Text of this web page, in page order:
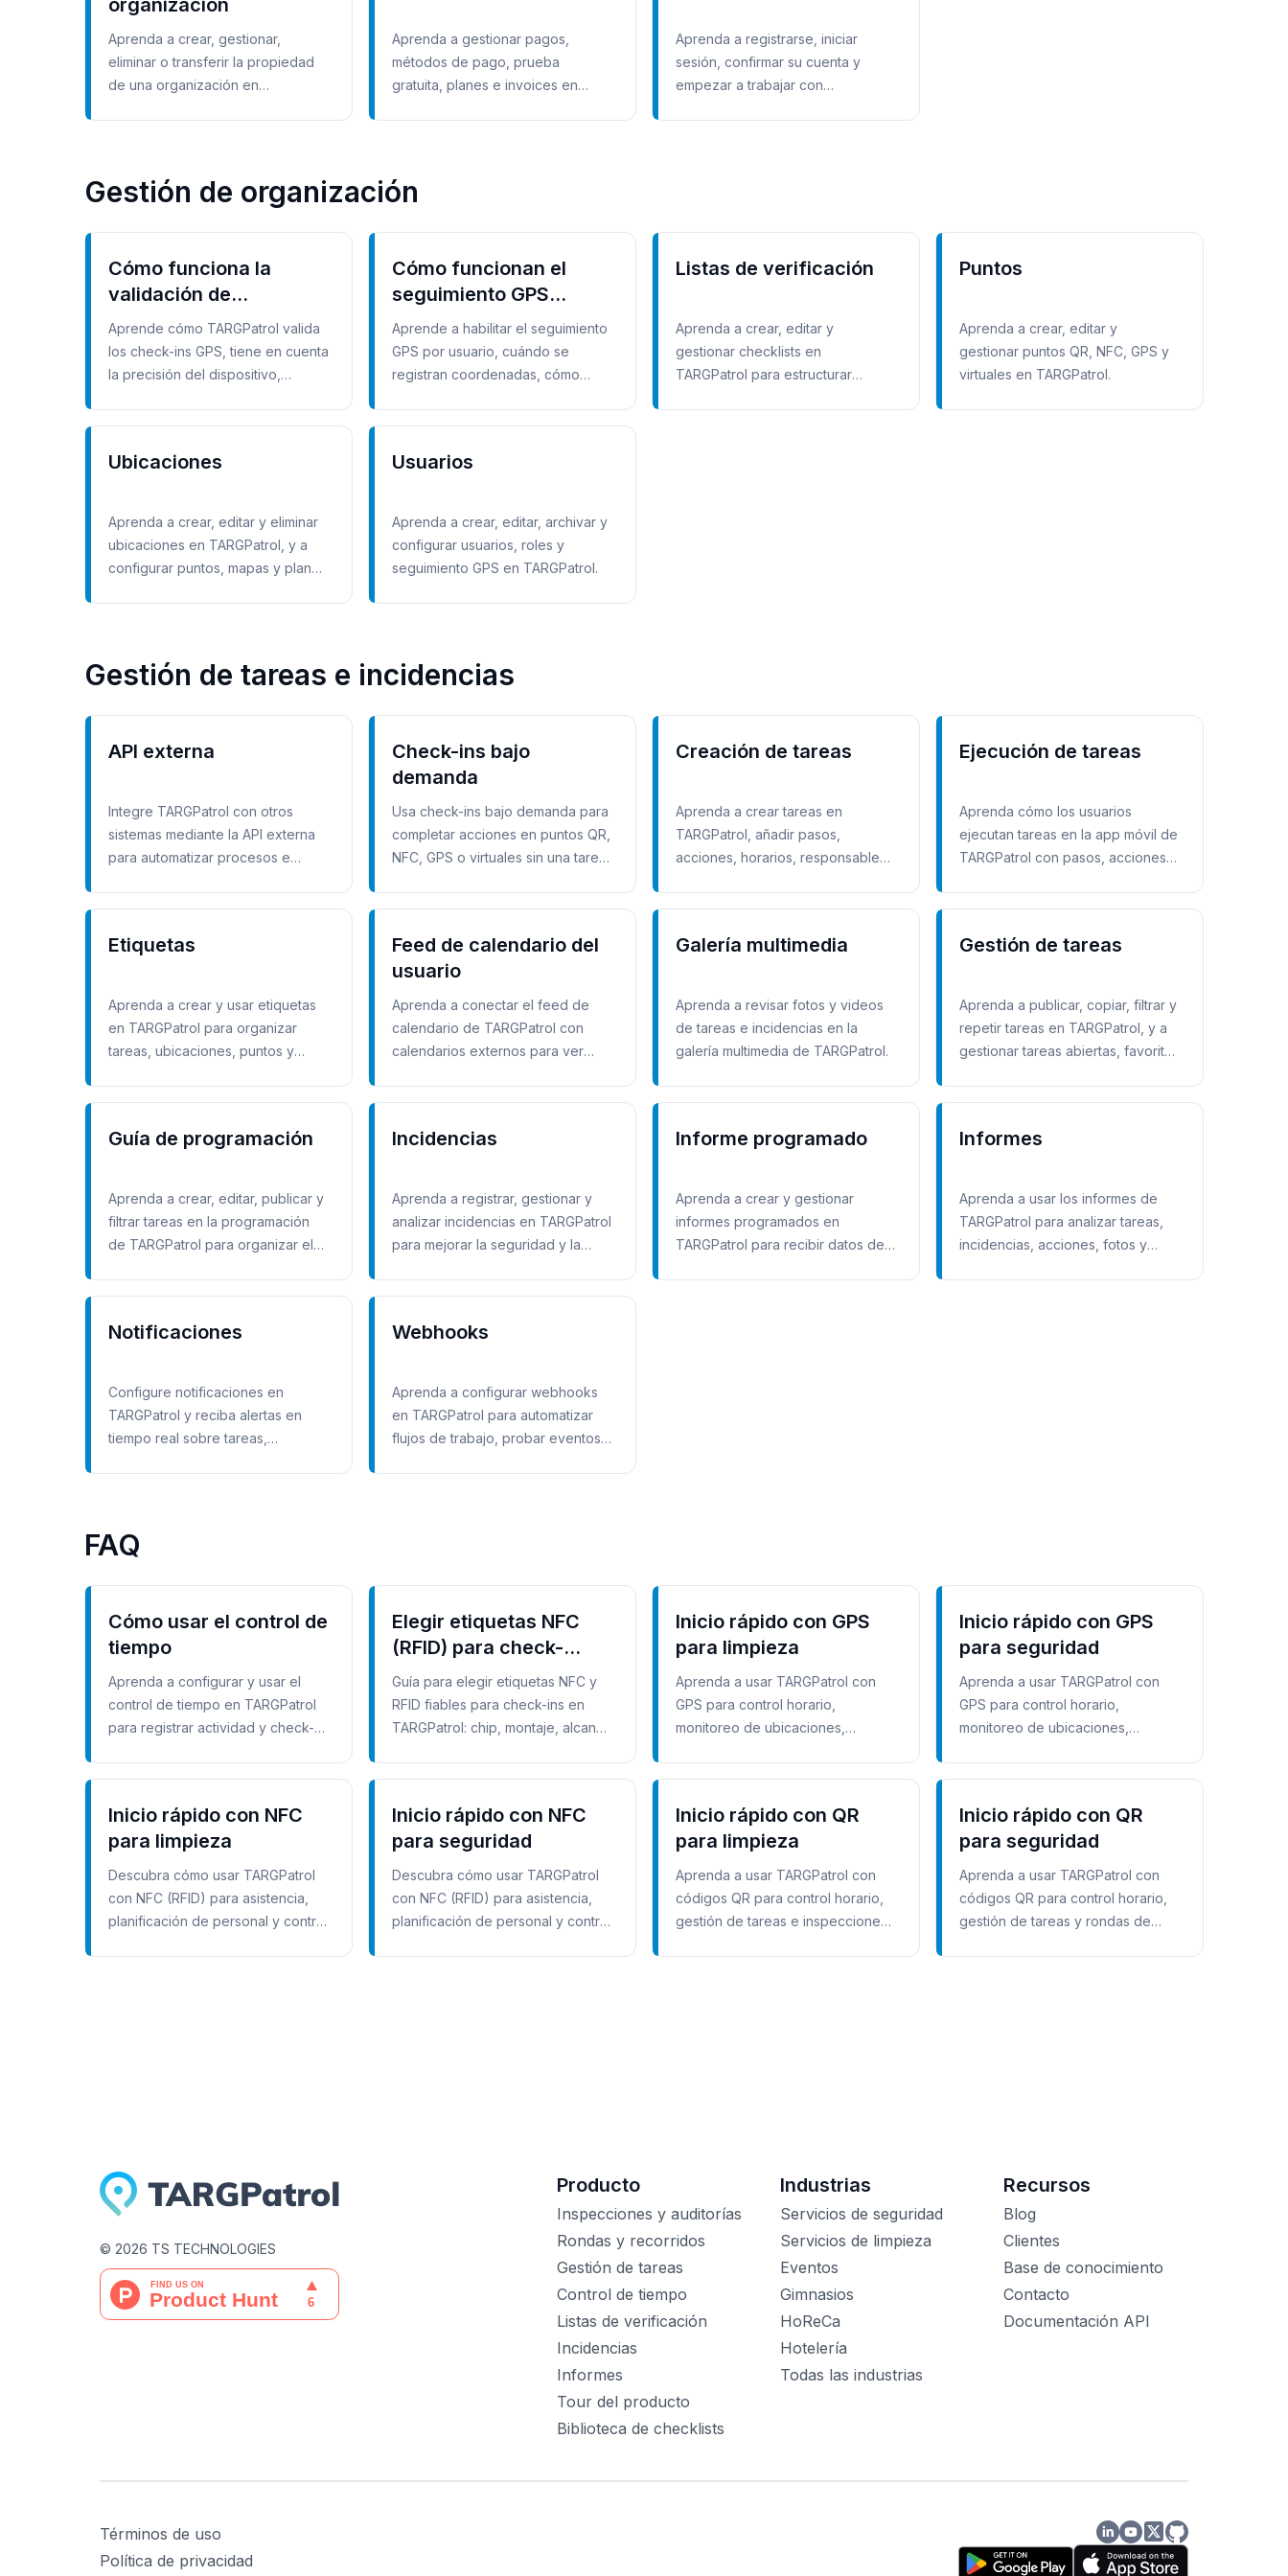
organización
Aprenda a crear, gestionar,
eliminar o transferir la propiedad
de una organización en
Aprenda a gestionar pagos,
métodos de pago, prueba
gratuita, planes e invoices en
Aprenda a registrarse, iniciar
sesión, confirmar su cuenta y
empezar a trabajar con
Gestión de organización
Cómo funciona la
validación de
proximidad de los
puntos GPS
Aprende cómo TARGPatrol valida
los check-ins GPS, tiene en cuenta
la precisión del dispositivo,
Cómo funcionan el
seguimiento GPS
opcional y el historial
de rutas
Aprende a habilitar el seguimiento
GPS por usuario, cuándo se
registran coordenadas, cómo
Listas de verificación
Aprenda a crear, editar y
gestionar checklists en
TARGPatrol para estructurar
Puntos
Aprenda a crear, editar y
gestionar puntos QR, NFC, GPS y
virtuales en TARGPatrol.
Ubicaciones
Aprenda a crear, editar y eliminar
ubicaciones en TARGPatrol, y a
configurar puntos, mapas y planos
Usuarios
Aprenda a crear, editar, archivar y
configurar usuarios, roles y
seguimiento GPS en TARGPatrol.
Gestión de tareas e incidencias
API externa
Integre TARGPatrol con otros
sistemas mediante la API externa
para automatizar procesos e
Check-ins bajo
demanda
Usa check-ins bajo demanda para
completar acciones en puntos QR,
NFC, GPS o virtuales sin una tarea
Creación de tareas
Aprenda a crear tareas en
TARGPatrol, añadir pasos,
acciones, horarios, responsables
Ejecución de tareas
Aprenda cómo los usuarios
ejecutan tareas en la app móvil de
TARGPatrol con pasos, acciones,
Etiquetas
Aprenda a crear y usar etiquetas
en TARGPatrol para organizar
tareas, ubicaciones, puntos y
Feed de calendario del
usuario
Aprenda a conectar el feed de
calendario de TARGPatrol con
calendarios externos para ver
Galería multimedia
Aprenda a revisar fotos y videos
de tareas e incidencias en la
galería multimedia de TARGPatrol.
Gestión de tareas
Aprenda a publicar, copiar, filtrar y
repetir tareas en TARGPatrol, y a
gestionar tareas abiertas, favoritas
Guía de programación
Aprenda a crear, editar, publicar y
filtrar tareas en la programación
de TARGPatrol para organizar el
Incidencias
Aprenda a registrar, gestionar y
analizar incidencias en TARGPatrol
para mejorar la seguridad y la
Informe programado
Aprenda a crear y gestionar
informes programados en
TARGPatrol para recibir datos de
Informes
Aprenda a usar los informes de
TARGPatrol para analizar tareas,
incidencias, acciones, fotos y
Notificaciones
Configure notificaciones en
TARGPatrol y reciba alertas en
tiempo real sobre tareas,
Webhooks
Aprenda a configurar webhooks
en TARGPatrol para automatizar
flujos de trabajo, probar eventos y
FAQ
Cómo usar el control de
tiempo
Aprenda a configurar y usar el
control de tiempo en TARGPatrol
para registrar actividad y check-
Elegir etiquetas NFC
(RFID) para check-
in/check-out
Guía para elegir etiquetas NFC y
RFID fiables para check-ins en
TARGPatrol: chip, montaje, alcance
Inicio rápido con GPS
para limpieza
Aprenda a usar TARGPatrol con
GPS para control horario,
monitoreo de ubicaciones,
Inicio rápido con GPS
para seguridad
Aprenda a usar TARGPatrol con
GPS para control horario,
monitoreo de ubicaciones,
Inicio rápido con NFC
para limpieza
Descubra cómo usar TARGPatrol
con NFC (RFID) para asistencia,
planificación de personal y control
Inicio rápido con NFC
para seguridad
Descubra cómo usar TARGPatrol
con NFC (RFID) para asistencia,
planificación de personal y control
Inicio rápido con QR
para limpieza
Aprenda a usar TARGPatrol con
códigos QR para control horario,
gestión de tareas e inspecciones
Inicio rápido con QR
para seguridad
Aprenda a usar TARGPatrol con
códigos QR para control horario,
gestión de tareas y rondas de
© 2026 TS TECHNOLOGIES
Producto
Inspecciones y auditorías
Rondas y recorridos
Gestión de tareas
Control de tiempo
Listas de verificación
Incidencias
Informes
Tour del producto
Biblioteca de checklists
Industrias
Servicios de seguridad
Servicios de limpieza
Eventos
Gimnasios
HoReCa
Hotelería
Todas las industrias
Recursos
Blog
Clientes
Base de conocimiento
Contacto
Documentación API
Términos de uso
Política de privacidad